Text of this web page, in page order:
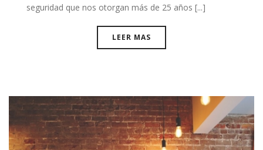
seguridad que nos otorgan más de 25 años [...]
LEER MAS